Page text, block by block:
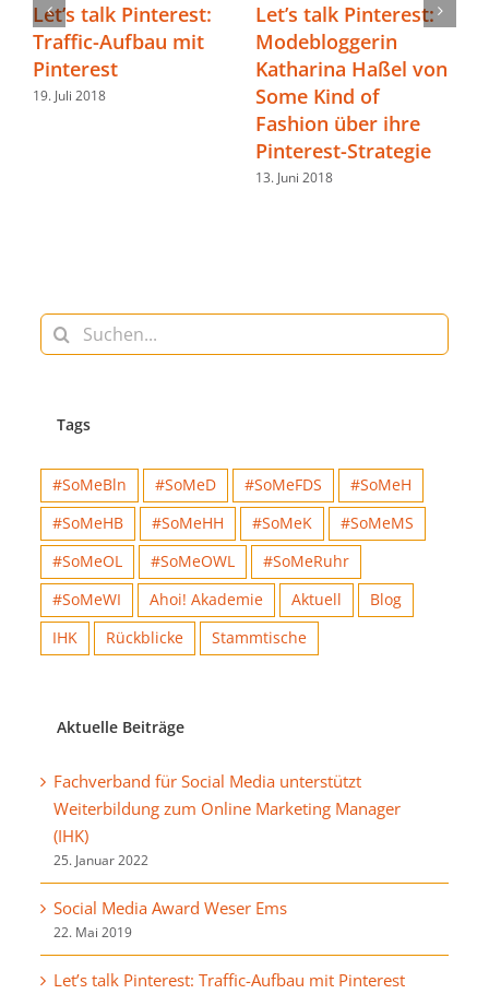
Let’s talk Pinterest:
Traffic-Aufbau mit
Pinterest
19. Juli 2018
Let’s talk Pinterest:
Modebloggerin
Katharina Haßel von
Some Kind of
Fashion über ihre
Pinterest-Strategie
13. Juni 2018
Suche
nach:
Tags
#SoMeBln #SoMeD #SoMeFDS
#SoMeH
#SoMeHB
#SoMeHH #SoMeK
#SoMeMS
#SoMeOL
#SoMeOWL
#SoMeRuhr
#SoMeWI
Ahoi! Akademie Aktuell
Blog
IHK
Rückblicke Stammtische
Aktuelle Beiträge
Fachverband für Social Media unterstützt
Weiterbildung zum Online Marketing Manager
(IHK)
25. Januar 2022
Social Media Award Weser Ems
22. Mai 2019
Let’s talk Pinterest: Traffic-Aufbau mit Pinterest